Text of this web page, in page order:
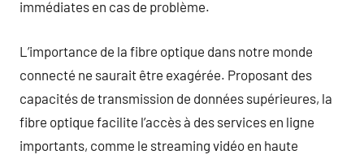
immédiates en cas de problème.
L’importance de la fibre optique dans notre monde
connecté ne saurait être exagérée. Proposant des
capacités de transmission de données supérieures, la
fibre optique facilite l’accès à des services en ligne
importants, comme le streaming vidéo en haute